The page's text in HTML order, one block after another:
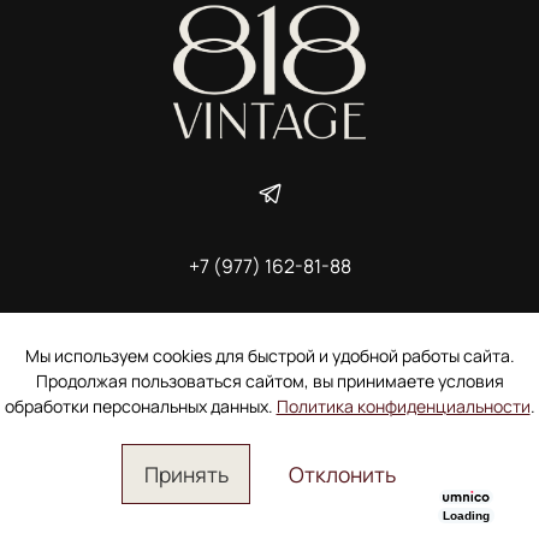
+7 (977) 162-81-88
Пользовательское соглашение
Электронное согласие покупателя на рассылку
Согласие на обработку персональных данных
Мы используем cookies для быстрой и удобной работы сайта.
Продолжая пользоваться сайтом, вы принимаете условия
обработки персональных данных. Политика конфиденциальности.
Принять Отклонить
Профиль
Loading